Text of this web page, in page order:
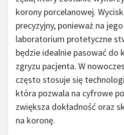
korony porcelanowej.
precyzyjny, ponieważ na
laboratorium protetyczne
będzie idealnie pasować do
zgryzu pacjenta. W
często stosuje się
która pozwala na cyfrowe
zwiększa dokładność oraz
na koronę.